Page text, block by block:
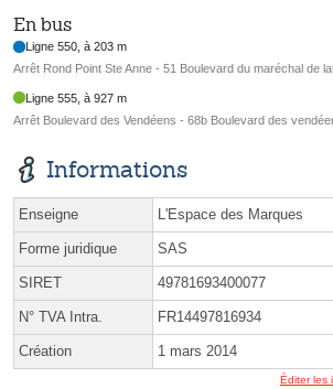
En bus
Ligne 550, à 203 m
Arrêt Rond Point Ste Anne - 51 Boulevard du maréchal de
Ligne 555, à 927 m
Arrêt Boulevard des Vendéens - 68b Boulevard des
Informations
Enseigne L'Espace des Marques
Forme juridique SAS
SIRET 49781693400077
N° TVA Intra. FR14497816934
Création 1 mars 2014
Éditer les